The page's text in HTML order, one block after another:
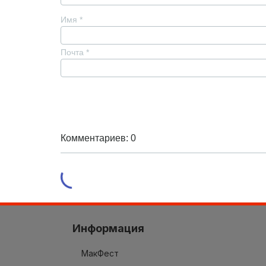
Имя *
Почта *
Комментариев: 0
Информация
МакФест